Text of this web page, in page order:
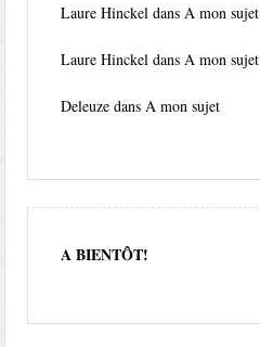
Laure Hinckel dans A mon sujet
Laure Hinckel dans A mon sujet
Deleuze dans A mon sujet
A BIENTÔT!